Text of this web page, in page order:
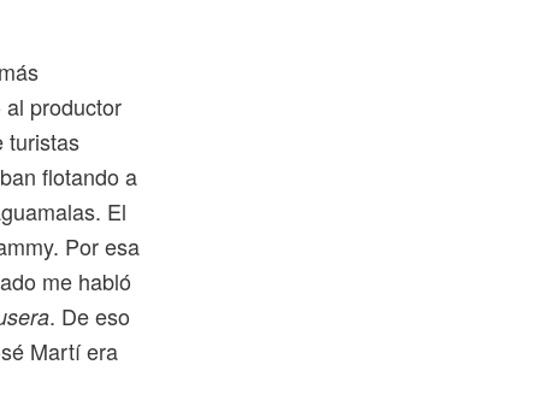
productor
turistas
flotando a
El
Por esa
me habló
. De eso
Martí era